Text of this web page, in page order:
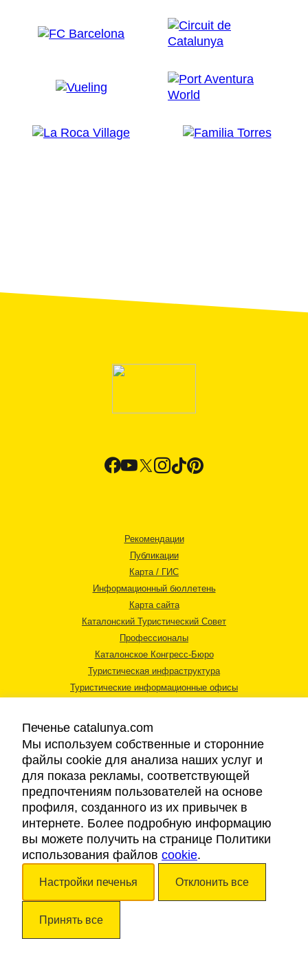
Рекомендации
Публикации
Карта / ГИС
Информационный бюллетень
Карта сайта
Каталонский Туристический Совет
Профессионалы
Каталонское Конгресс-Бюро
Туристическая инфраструктура
Туристические информационные офисы
Правовая информация
Cookies
Доступность
Авторские права © 2026. Каталонский Туристический Совет. Все права
Печенье catalunya.com
Мы используем собственные и сторонние
файлы cookie для анализа наших услуг и
для показа рекламы, соответствующей
предпочтениям пользователей на основе
профиля, созданного из их привычек в
интернете. Более подробную информацию
вы можете получить на странице Политики
использования файлов cookie.
Настройки печенья Отклонить все
Принять все